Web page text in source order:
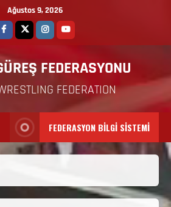
Ağustos 9, 2026
FEDERASYONU
FEDERATION
FEDERASYON BİLGİ SİSTEMİ